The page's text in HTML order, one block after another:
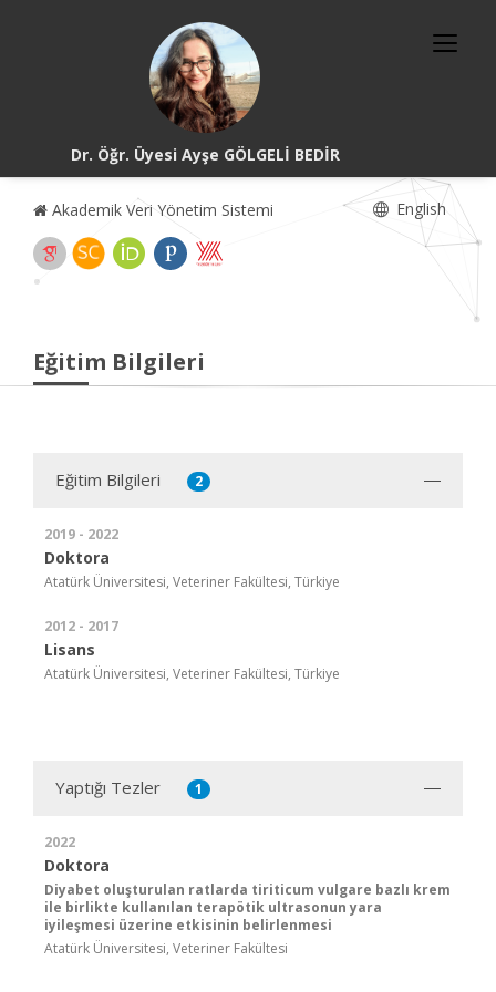
Dr. Öğr. Üyesi Ayşe GÖLGELİ BEDİR
Akademik Veri Yönetim Sistemi English
Eğitim Bilgileri
Eğitim Bilgileri 2
2019 - 2022
Doktora
Atatürk Üniversitesi, Veteriner Fakültesi, Türkiye
2012 - 2017
Lisans
Atatürk Üniversitesi, Veteriner Fakültesi, Türkiye
Yaptığı Tezler 1
2022
Doktora
Diyabet oluşturulan ratlarda tiriticum vulgare bazlı krem
ile birlikte kullanılan terapötik ultrasonun yara
iyileşmesi üzerine etkisinin belirlenmesi
Atatürk Üniversitesi, Veteriner Fakültesi